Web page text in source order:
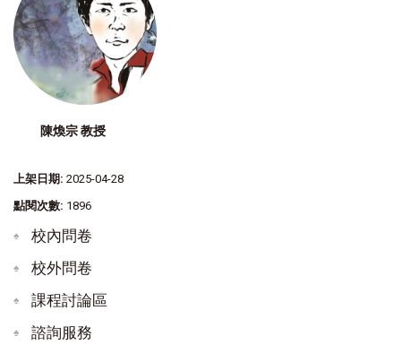
陳煥宗 教授
上架日期: 2025-04-28
點閱次數: 1896
校內問卷
校外問卷
課程討論區
諮詢服務